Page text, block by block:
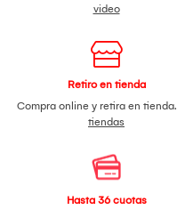
video
Retiro en tienda
Compra online y retira en tienda.
tiendas
Hasta 36 cuotas